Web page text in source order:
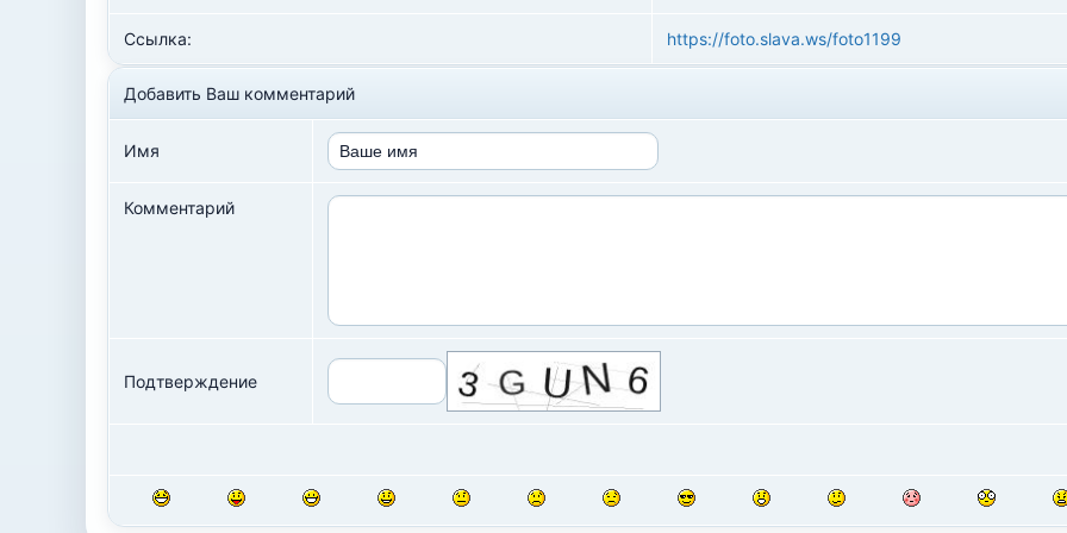
Ссылка: https://foto.slava.ws/foto1199
Добавить Ваш комментарий
Имя
Комментарий
Подтверждение